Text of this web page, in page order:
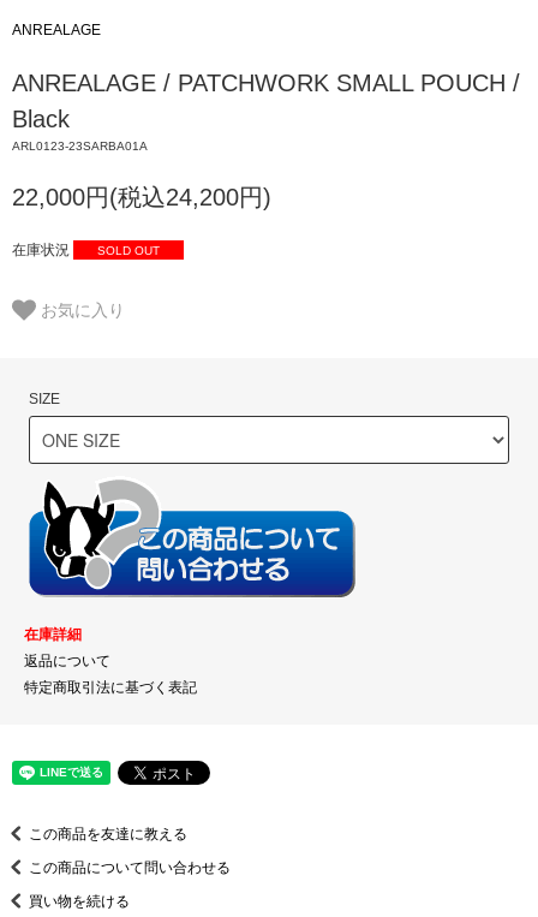
ANREALAGE
ANREALAGE / PATCHWORK SMALL POUCH /
Black
ARL0123-23SARBA01A
22,000円(税込24,200円)
在庫状況 SOLD OUT
お気に入り
SIZE
在庫詳細
返品について
特定商取引法に基づく表記
この商品を友達に教える
この商品について問い合わせる
買い物を続ける